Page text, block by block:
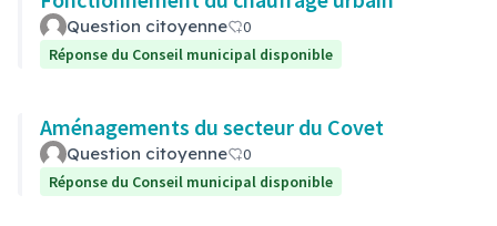
Question citoyenne
0
Réponse du Conseil municipal disponible
Aménagements du secteur du Covet
Question citoyenne
0
Réponse du Conseil municipal disponible